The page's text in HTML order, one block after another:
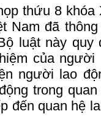
thứu 8
Nam đã
luật này quy
của
người lao
trong
đến quan hệ